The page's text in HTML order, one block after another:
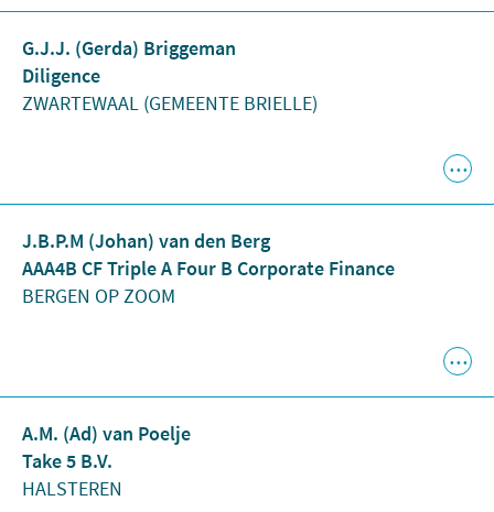
G.J.J. (Gerda) Briggeman
Diligence
ZWARTEWAAL (GEMEENTE BRIELLE)
J.B.P.M (Johan) van den Berg
AAA4B CF Triple A Four B Corporate Finance
BERGEN OP ZOOM
A.M. (Ad) van Poelje
Take 5 B.V.
HALSTEREN